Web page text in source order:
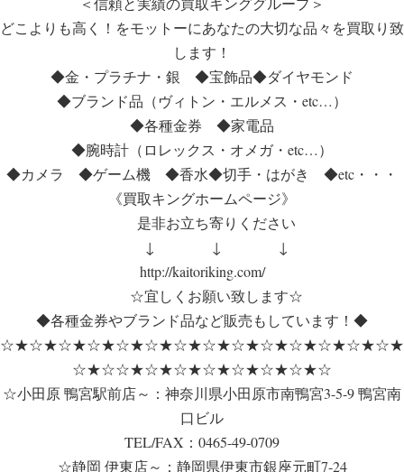
どこよりも高く！をモットーにあなたの大切な品々を買取り致
します！
◆金・プラチナ・銀 ◆宝飾品◆ダイヤモンド
◆ブランド品（ヴィトン・エルメス・etc…）
◆各種金券 ◆家電品
◆腕時計（ロレックス・オメガ・etc…）
◆カメラ ◆ゲーム機 ◆香水◆切手・はがき ◆etc・・・
《買取キングホームページ》
是非お立ち寄りください
↓ ↓ ↓
http://kaitoriking.com/
☆宜しくお願い致します☆
◆各種金券やブランド品など販売もしています！◆
☆★☆★☆★☆★☆★☆★☆★☆★☆★☆★☆★☆★☆★☆★
☆★☆☆★☆★☆★☆★☆★☆★☆★☆
☆小田原 鴨宮駅前店～：神奈川県小田原市南鴨宮3-5-9 鴨宮南
口ビル
TEL/FAX：0465-49-0709
☆静岡 伊東店～：静岡県伊東市銀座元町7-24